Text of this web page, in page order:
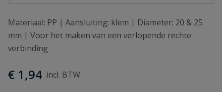
Materiaal: PP | Aansluiting: klem | Diameter: 20 & 25
mm | Voor het maken van een verlopende rechte
verbinding
€ 1,94